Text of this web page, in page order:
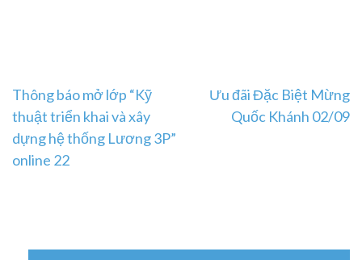
Post
navigation
Thông báo mở lớp “Kỹ
thuật triển khai và xây
dựng hệ thống Lương 3P”
online 22
Ưu đãi Đặc Biệt Mừng
Quốc Khánh 02/09